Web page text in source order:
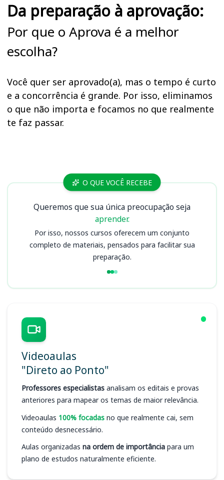
Da preparação à aprovação:
Por que o Aprova é a melhor
escolha?
Você quer ser aprovado(a), mas o tempo é curto
e a concorrência é grande. Por isso, eliminamos
o que não importa e focamos no que realmente
te faz passar.
Cursos UNIFESPO QUE VOCÊ RECEBE
Queremos que sua única preocupação seja
aprender.
Por isso, nossos cursos oferecem um conjunto
completo de materiais, pensados para facilitar sua
preparação.
Videoaulas
"Direto ao Ponto"
Professores especialistas analisam os editais e provas
anteriores para mapear os temas de maior relevância.
Videoaulas 100% focadas no que realmente cai, sem
conteúdo desnecessário.
Aulas organizadas na ordem de importância para um
plano de estudos naturalmente eficiente.